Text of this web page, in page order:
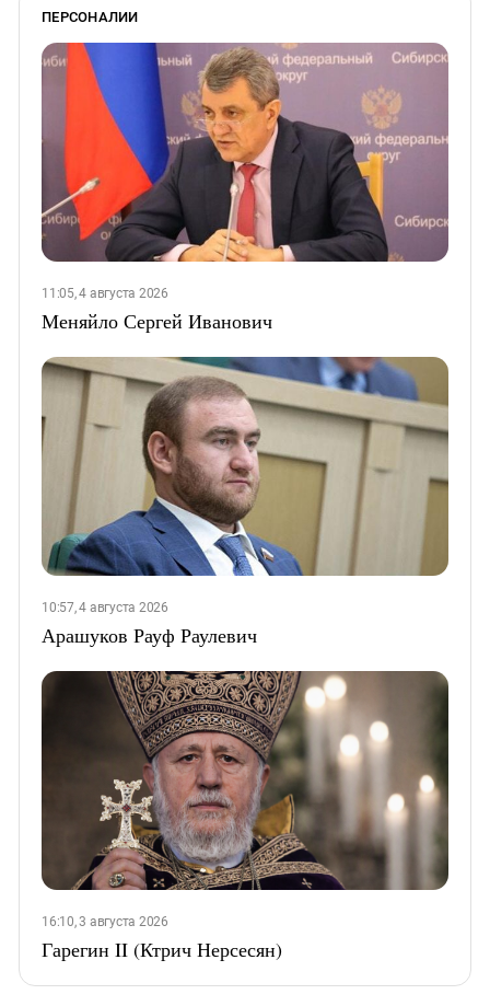
ПЕРСОНАЛИИ
11:05, 4 августа 2026
Меняйло Сергей Иванович
10:57, 4 августа 2026
Арашуков Рауф Раулевич
16:10, 3 августа 2026
Гарегин II (Ктрич Нерсесян)